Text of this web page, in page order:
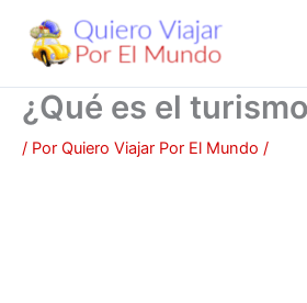
contenido
¿Qué es el
/ Por Quiero Viajar Por El Mundo /